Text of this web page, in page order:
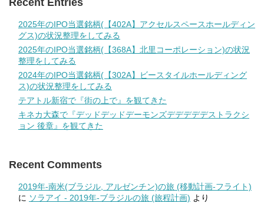
2025年のIPO当選銘柄(【402A】アクセルスペースホールディン
グス)の状況整理をしてみる
2025年のIPO当選銘柄(【368A】北里コーポレーション)の状況
整理をしてみる
2024年のIPO当選銘柄(【302A】ビースタイルホールディング
ス)の状況整理をしてみる
テアトル新宿で『街の上で』を観てきた
キネカ大森で『デッドデッドデーモンズデデデデデストラクシ
ョン 後章』を観てきた
Recent Comments
2019年-南米(ブラジル, アルゼンチン)の旅 (移動計画-フライト)
に ソラアイ - 2019年-ブラジルの旅 (旅程計画) より